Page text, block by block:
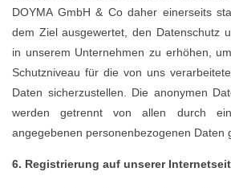
DOYMA GmbH & Co daher einerseits
dem Ziel ausgewertet, den Datenschutz
in unserem Unternehmen zu erhöhen,
Schutzniveau für die von uns
Daten sicherzustellen. Die anonymen
werden getrennt von allen durch
angegebenen personenbezogenen Daten
6. Registrierung auf unserer